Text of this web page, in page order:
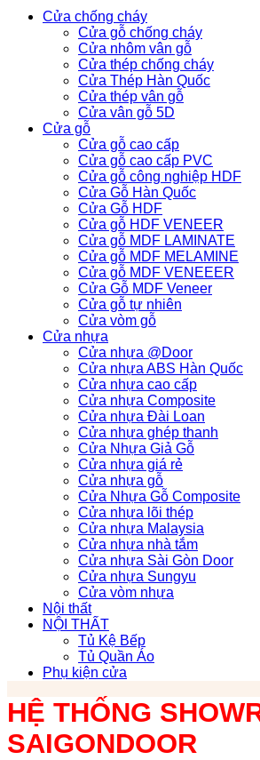
Cửa chống cháy
Cửa gỗ chống cháy
Cửa nhôm vân gỗ
Cửa thép chống cháy
Cửa Thép Hàn Quốc
Cửa thép vân gỗ
Cửa vân gỗ 5D
Cửa gỗ
Cửa gỗ cao cấp
Cửa gỗ cao cấp PVC
Cửa gỗ công nghiệp HDF
Cửa Gỗ Hàn Quốc
Cửa Gỗ HDF
Cửa gỗ HDF VENEER
Cửa gỗ MDF LAMINATE
Cửa gỗ MDF MELAMINE
Cửa gỗ MDF VENEEER
Cửa Gỗ MDF Veneer
Cửa gỗ tự nhiên
Cửa vòm gỗ
Cửa nhựa
Cửa nhựa @Door
Cửa nhựa ABS Hàn Quốc
Cửa nhựa cao cấp
Cửa nhựa Composite
Cửa nhựa Đài Loan
Cửa nhựa ghép thanh
Cửa Nhựa Giả Gỗ
Cửa nhựa giá rẻ
Cửa nhựa gỗ
Cửa Nhựa Gỗ Composite
Cửa nhựa lõi thép
Cửa nhựa Malaysia
Cửa nhựa nhà tắm
Cửa nhựa Sài Gòn Door
Cửa nhựa Sungyu
Cửa vòm nhựa
Nội thất
NỘI THẤT
Tủ Kệ Bếp
Tủ Quần Áo
Phụ kiện cửa
HỆ THỐNG
SAIGONDOOR